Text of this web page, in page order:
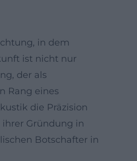
in dem
ist nicht nur
der als
Rang eines
die Präzision
Gründung in
Botschafter in